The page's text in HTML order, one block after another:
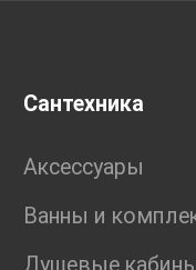
Сантехника
Аксессуары
Ванны и
Душевые